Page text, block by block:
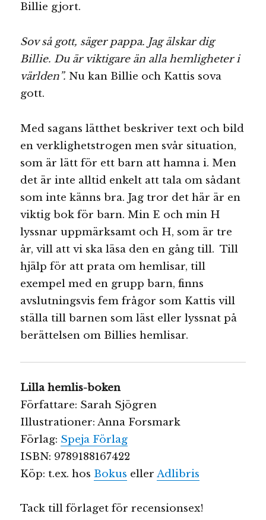
Billie gjort.
Sov så gott, säger pappa. Jag älskar dig
Billie. Du är viktigare än alla hemligheter i
världen”. Nu kan Billie och Kattis sova
gott.
Med sagans lätthet beskriver text och bild
en verklighetstrogen men svår situation,
som är lätt för ett barn att hamna i. Men
det är inte alltid enkelt att tala om sådant
som inte känns bra. Jag tror det här är en
viktig bok för barn. Min E och min H
lyssnar uppmärksamt och H, som är tre
år, vill att vi ska läsa den en gång till. Till
hjälp för att prata om hemlisar, till
exempel med en grupp barn, finns
avslutningsvis fem frågor som Kattis vill
ställa till barnen som läst eller lyssnat på
berättelsen om Billies hemlisar.
Lilla hemlis-boken
Författare: Sarah Sjögren
Illustrationer: Anna Forsmark
Förlag: Speja Förlag
ISBN: 9789188167422
Köp: t.ex. hos Bokus ellerAdlibris
Tack till förlaget för recensionsex!